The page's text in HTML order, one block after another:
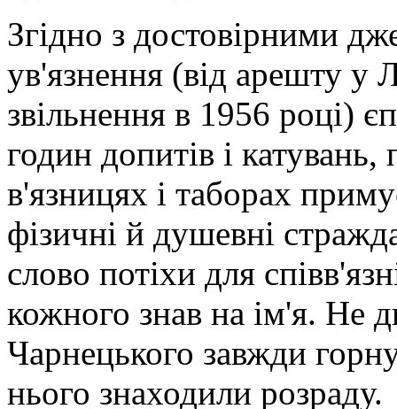
Згідно з достовірними
ув'язнення (від арешту у
звільнення в 1956 році)
годин допитів і
в'язницях і таборах
фізичні й душевні
слово потіхи для
кожного знав на ім'я. Не
Чарнецького завжди
нього знаходили розраду.